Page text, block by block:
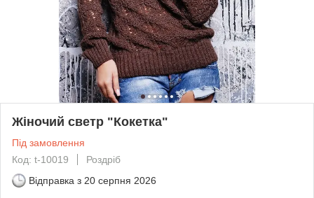
Жіночий светр "Кокетка"
Під замовлення
Код: t-10019
Роздріб
Відправка з 20 серпня 2026